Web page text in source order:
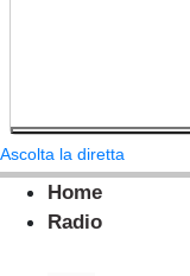
Ascolta la diretta
Home
Radio